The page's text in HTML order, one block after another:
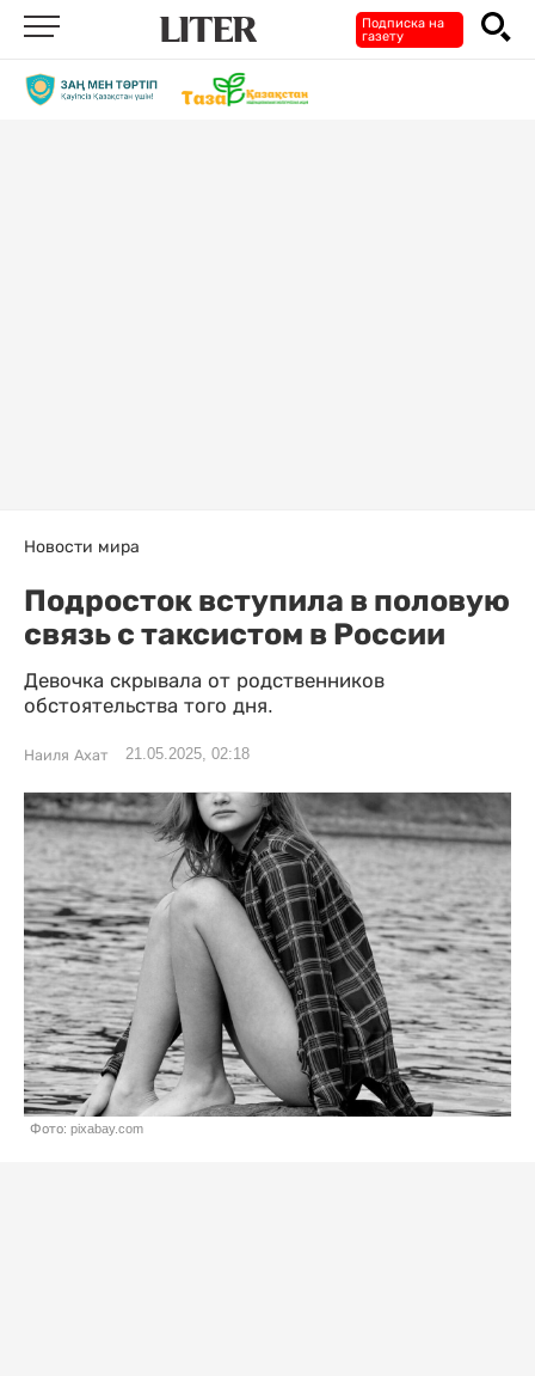
Подписка на
газету
Новости мира
Подросток вступила в половую
связь с таксистом в России
Девочка скрывала от родственников
обстоятельства того дня.
Наиля Ахат 21.05.2025, 02:18
Фото: pixabay.com